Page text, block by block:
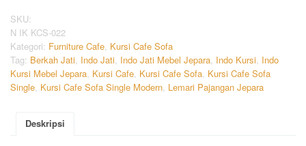
SKU:
N IK KCS-022
Kategori: Furniture Cafe Kursi Cafe Sofa
Tag: Berkah Jati Indo Jati Indo Jati Mebel Jepara Indo Kursi Indo
Kursi Mebel Jepara Kursi Cafe Kursi Cafe Sofa Kursi Cafe Sofa
Single Kursi Cafe Sofa Single Modern Lemari Pajangan Jepara
Deskripsi